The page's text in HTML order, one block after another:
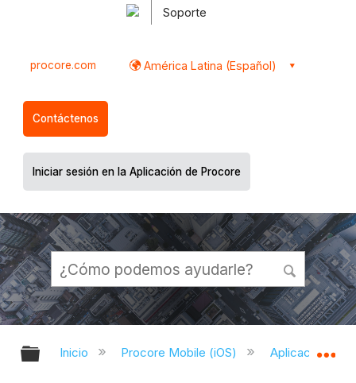
Soporte
procore.com América Latina (Español)
Contáctenos
Iniciar sesión en la Aplicación de Procore
Expandir/contraer jerarquía global
Inicio Procore Mobile (iOS) Aplicación